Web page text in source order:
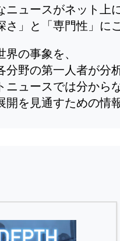
ニュースがネット上
さ」と「専門性」に
界の事象を、
分野の第一人者が分
ニュースでは分から
開を見通すための情